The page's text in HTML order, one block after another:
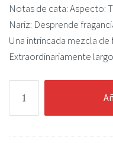
Notas de cata: Aspecto:
Nariz: Desprende
Una intrincada mezcla
Extraordinariamente
Venezuelan
Rum
15